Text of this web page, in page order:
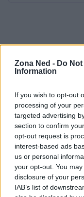
Zona Ned - Do
Information
If you wish to opt-out
processing of your
targeted advertising
section to confirm
opt-out request is
interest-based ads
us or personal
your opt-out. You
disclosure of your
IAB’s list of